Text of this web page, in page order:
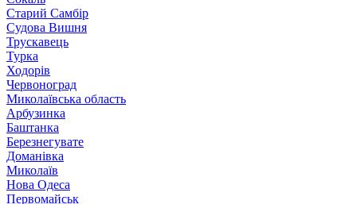
Старий Самбір
Судова Вишня
Трускавець
Турка
Ходорів
Червоноград
Миколаївська область
Арбузинка
Баштанка
Березнегувате
Доманівка
Миколаїв
Нова Одеса
Первомайськ